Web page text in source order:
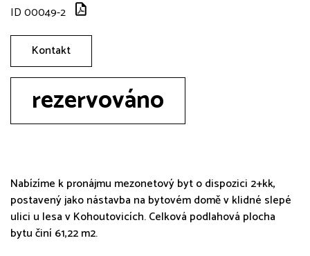
ID 00049-2
Kontakt
rezervováno
Nabízíme k pronájmu mezonetový byt o dispozici 2+kk,
postavený jako nástavba na bytovém domě v klidné slepé
ulici u lesa v Kohoutovicích. Celková podlahová plocha
bytu činí 61,22 m2.